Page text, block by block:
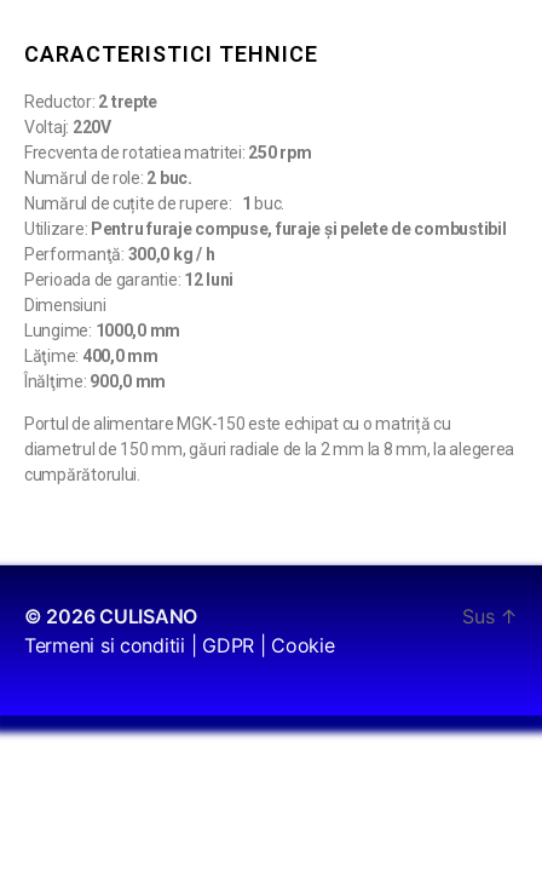
CARACTERISTICI TEHNICE
Reductor: 2 trepte
Voltaj: 220V
Frecventa de rotatiea matritei: 250 rpm
Numărul de role: 2 buc.
Numărul de cuțite de rupere: 1 buc.
Utilizare: Pentru furaje compuse, furaje și pelete de combustibil
Performanţă: 300,0 kg / h
Perioada de garantie: 12 luni
Dimensiuni
Lungime: 1000,0 mm
Lăţime: 400,0 mm
Înălţime: 900,0 mm
Portul de alimentare MGK-150 este echipat cu o matriță cu
diametrul de 150 mm, găuri radiale de la 2 mm la 8 mm, la alegerea
cumpărătorului.
© 2026CULISANO
Termeni si conditii
GDPR Cookie
Sus ↑